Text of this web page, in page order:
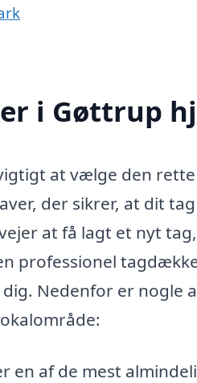
i Gøttrup
at vælge den
der sikrer, at dit
at få lagt et nyt
professionel
Nedenfor er nogle
en af de mest